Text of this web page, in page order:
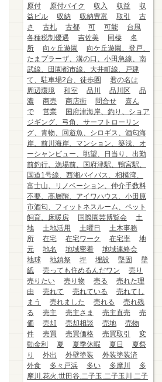
原付
原付バイク 収入 収益
収
益ビル
収納 収納豊富 取引
古
さ
古札 古都 可 可能
台風
各種税制優遇
吉佐美 同棲
名
所
向ヶ丘遊園
向ケ丘遊園、登戸、
たまプラーザ、溝の口、小田急線、南
武線、田園都市線、大井町線、戸建
て、駐車場2台、徒歩圏
君の名は
周辺環境
和室 品川 品川区
品
濃
商売 商店街 問合せ
喜ん
で
営業
国府津海岸、釣り、ショア
ジギング、弓角、サーフトローリン
グ、青物、回遊魚、シロギス、酒匂海
岸、前川海岸、マンション、築浅、オ
ーシャンビュー、眺望、日当り、出勤
前釣行、漁場前、国府津駅、鴨宮駅、
国道1号線、西湘バイパス、相模湾、
富士山、リノベーション、仲介手数料
不要、高層階、アイワハウス、小田原
市酒匂、フィットネスルーム、ペット
飼育、床暖房
国際園芸博覧会
土
地
土地活用 土曜日
土木事務
所
在宅 在宅ワーク 在宅率
地
元
地名 地域密着
地域連絡会
地球
地鎮祭 坪 埋設 堅固
壁
紙
売っても住めるんだワン
売り
売りたい
売り物 売る
売れた理
由
売れて 売れている
売れてし
まう
売れました 売れる
売れ残
る
売主 売主さま 売主直売
売
価
売却 売却相談 売地
売物
件
売買 売買価格 売買取引
変
動金利
夏 夏季休暇 夏日
夏祭
り
外出 外壁塗装
外装塗装済
外食
多々戸浜 多い 多摩川
多
摩川.花火.世田谷.二子玉.二子玉川.二子